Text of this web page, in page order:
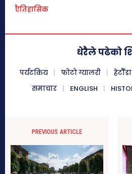
एैतिहासिक
धेरैले पढेको
पर्यटकिय फोटो ग्यालरी
समाचार
ENGLISH
PREVIOUS ARTICLE